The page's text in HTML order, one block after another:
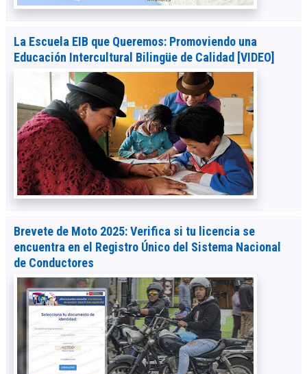
La Escuela EIB que Queremos: Promoviendo una
Educación Intercultural Bilingüe de Calidad [VIDEO]
Brevete de Moto 2025: Verifica si tu licencia se
encuentra en el Registro Único del Sistema Nacional
de Conductores